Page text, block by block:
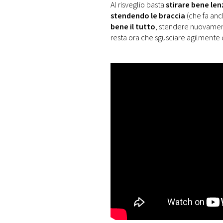
Al risveglio bastastirare bene
stendendo le braccia (che fa
bene il tutto, stendere
resta ora che sgusciare